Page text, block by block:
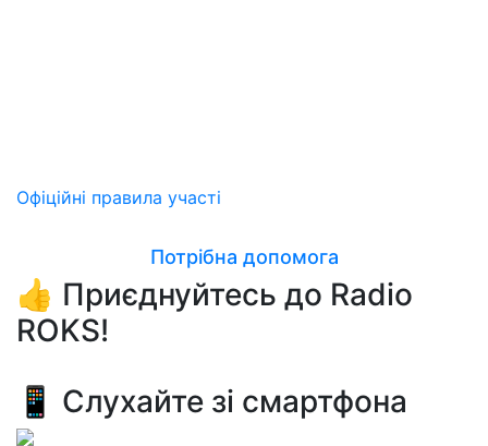
Офіційні правила участі
Потрібна допомога
👍 Приєднуйтесь до Radio
ROKS!
📱 Слухайте зі смартфона